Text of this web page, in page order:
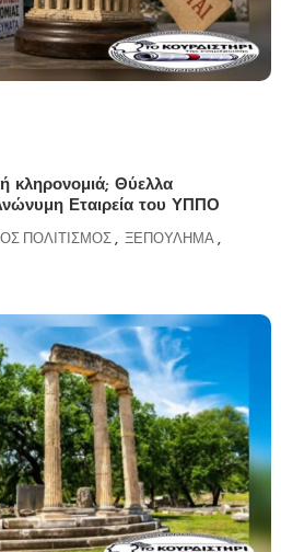
κληρονομιά; Θύελλα
Εταιρεία του ΥΠΠΟ
ΠΟΛΙΤΙΣΜΟΣ, ΞΕΠΟΥΛΗΜΑ,